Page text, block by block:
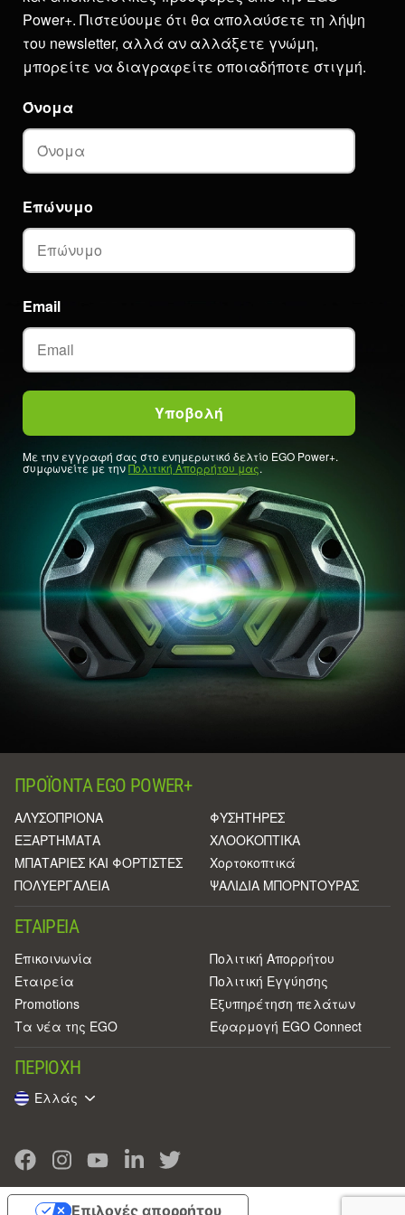
Power+. Πιστεύουμε ότι θα απολαύσετε τη λήψη
του newsletter, αλλά αν αλλάξετε γνώμη,
μπορείτε να διαγραφείτε οποιαδήποτε στιγμή.
Email
Όνομα
Επώνυμο
Με την εγγραφή σας στο ενημερωτικό δελτίο EGO Power+.
συμφωνείτε με τηνΠολιτική Απορρήτου μας.
ΠΡΟΪΌΝΤΑ EGO POWER+
ΑΛΥΣΟΠΡΙΟΝΑ
ΕΞΑΡΤΗΜΑΤΑ
ΜΠΑΤΑΡΙΕΣ ΚΑΙ ΦΟΡΤΙΣΤΕΣ
ΠΟΛΥΕΡΓΑΛΕΙΑ
ΦΥΣΗΤΗΡΕΣ
ΧΛΟΟΚΟΠΤΙΚΑ
Χορτοκοπτικά
ΨΑΛΙΔΙΑ ΜΠΟΡΝΤΟΥΡΑΣ
ΕΤΑΙΡΕΊΑ
Επικοινωνία
Eταιρεία
Promotions
Τα νέα της EGO
Πολιτική Απορρήτου
Πολιτική Εγγύησης
Εξυπηρέτηση πελάτων
Εφαρμογή EGO Connect
ΠΕΡΙΟΧΉ
Ελλάς
Επιλογές απορρήτου